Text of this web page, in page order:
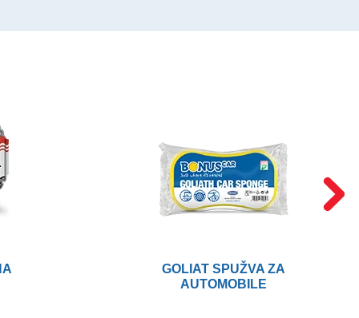
GOLIAT SPUŽVA ZA
AUTOMOBILE